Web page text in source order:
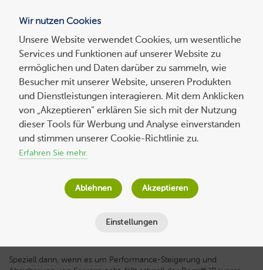
Suchen
nach:
Reverse-Proxy Server: Schutz und
Entlastung für den Webserver
am4. Juni 2023
Minuten
Speziell dann, wenn es um Performance-Steigerung und
Wir nutzen Cookies
Unsere Website verwendet Cookies, um wesentliche
Services und Funktionen auf unserer Website zu
ermöglichen und Daten darüber zu sammeln, wie
Besucher mit unserer Website, unseren Produkten
und Dienstleistungen interagieren. Mit dem Anklicken
von „Akzeptieren“ erklären Sie sich mit der Nutzung
dieser Tools für Werbung und Analyse einverstanden
und stimmen unserer Cookie-Richtlinie zu.
Erfahren Sie mehr.
Einstellungen
Ablehnen Akzeptieren